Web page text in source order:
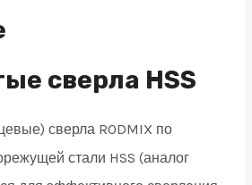
сверла HSS
сверла RODMIX по
стали HSS (аналог